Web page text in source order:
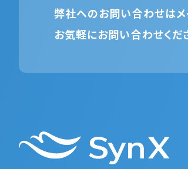
弊社へのお問い合わせはメ
お気軽にお問い合わせくだ